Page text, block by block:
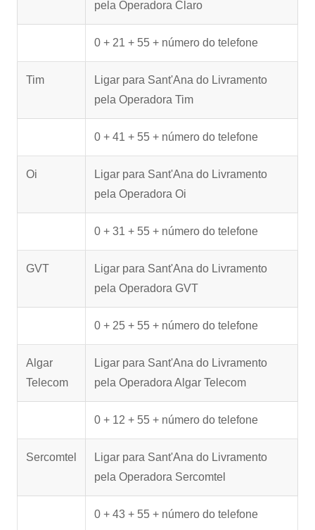
pela Operadora Claro
0 + 21 + 55 + número do telefone
Tim
Ligar para Sant'Ana do Livramento
pela Operadora Tim
0 + 41 + 55 + número do telefone
Oi
Ligar para Sant'Ana do Livramento
pela Operadora Oi
0 + 31 + 55 + número do telefone
GVT
Ligar para Sant'Ana do Livramento
pela Operadora GVT
0 + 25 + 55 + número do telefone
Algar
Telecom
Ligar para Sant'Ana do Livramento
pela Operadora Algar Telecom
0 + 12 + 55 + número do telefone
Sercomtel
Ligar para Sant'Ana do Livramento
pela Operadora Sercomtel
0 + 43 + 55 + número do telefone